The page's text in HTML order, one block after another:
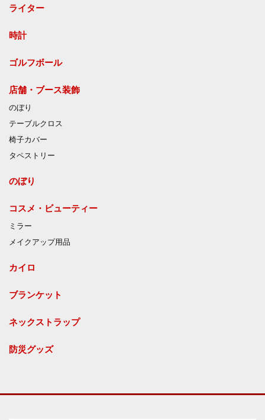
ライター
時計
ゴルフボール
店舗・ブース装飾
のぼり
テーブルクロス
椅子カバー
タペストリー
のぼり
コスメ・ビューティー
ミラー
メイクアップ用品
カイロ
ブランケット
ネックストラップ
防災グッズ